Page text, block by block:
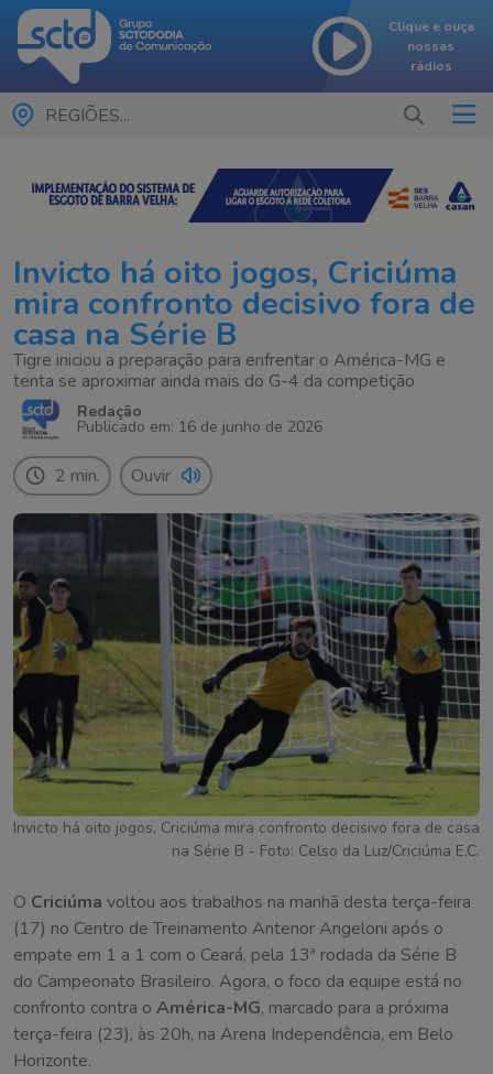
Clique e ouça
nossas
rádios
REGIÕES...
Invicto há oito jogos, Criciúma
mira confronto decisivo fora de
casa na Série B
Tigre iniciou a preparação para enfrentar o América-MG e
tenta se aproximar ainda mais do G-4 da competição
Redação
Publicado em: 16 de junho de 2026
2 min. Ouvir
Invicto há oito jogos, Criciúma mira confronto decisivo fora de casa
na Série B - Foto: Celso da Luz/Criciúma E.C.
O Criciúma voltou aos trabalhos na manhã desta terça-feira
(17) no Centro de Treinamento Antenor Angeloni após o
empate em 1 a 1 com o Ceará, pela 13ª rodada da Série B
do Campeonato Brasileiro. Agora, o foco da equipe está no
confronto contra o América-MG, marcado para a próxima
terça-feira (23), às 20h, na Arena Independência, em Belo
Horizonte.